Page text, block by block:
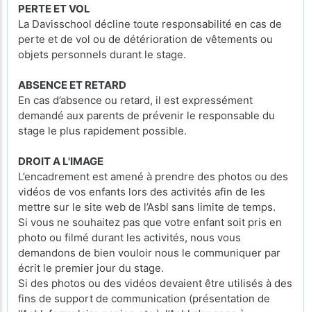
PERTE ET VOL
La Davisschool décline toute responsabilité en cas de
perte et de vol ou de détérioration de vêtements ou
objets personnels durant le stage.
ABSENCE ET RETARD
En cas d’absence ou retard, il est expressément
demandé aux parents de prévenir le responsable du
stage le plus rapidement possible.
DROIT A L'IMAGE
L’encadrement est amené à prendre des photos ou des
vidéos de vos enfants lors des activités afin de les
mettre sur le site web de l’Asbl sans limite de temps.
Si vous ne souhaitez pas que votre enfant soit pris en
photo ou filmé durant les activités, nous vous
demandons de bien vouloir nous le communiquer par
écrit le premier jour du stage.
Si des photos ou des vidéos devaient être utilisés à des
fins de support de communication (présentation de